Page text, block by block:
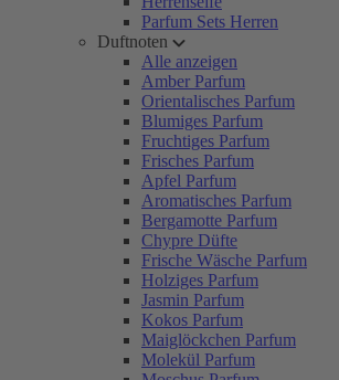
Parfum Sets Herren
Duftnoten
Alle anzeigen
Amber Parfum
Orientalisches Parfum
Blumiges Parfum
Fruchtiges Parfum
Frisches Parfum
Apfel Parfum
Aromatisches Parfum
Bergamotte Parfum
Chypre Düfte
Frische Wäsche Parfum
Holziges Parfum
Jasmin Parfum
Kokos Parfum
Maiglöckchen Parfum
Molekül Parfum